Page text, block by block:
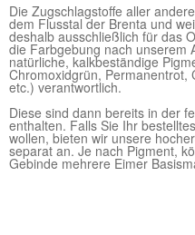
Die Zugschlagstoffe aller
dem Flusstal der Brenta und
deshalb ausschließlich für das
die Farbgebung nach unserem
natürliche, kalkbeständige
Chromoxidgrün, Permanentrot,
etc.) verantwortlich.
Diese sind dann bereits in der
enthalten. Falls Sie Ihr
wollen, bieten wir unsere
separat an. Je nach Pigment,
Gebinde mehrere Eimer